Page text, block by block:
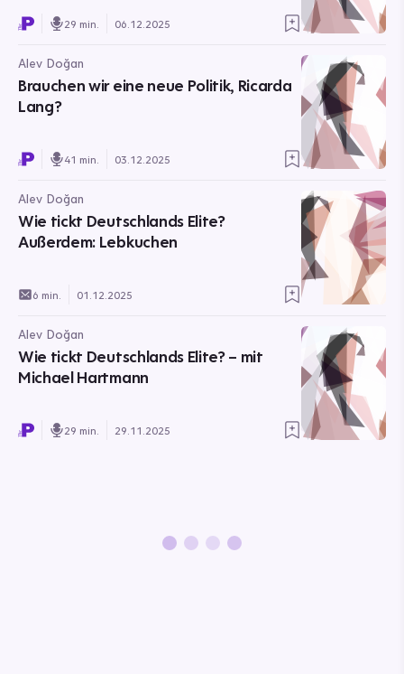
29 min. 06.12.2025
Alev Doğan
Brauchen wir eine neue Politik, Ricarda
Lang?
41 min. 03.12.2025
Alev Doğan
Wie tickt Deutschlands Elite?
Außerdem: Lebkuchen
6 min. 01.12.2025
Alev Doğan
Wie tickt Deutschlands Elite? – mit
Michael Hartmann
29 min. 29.11.2025